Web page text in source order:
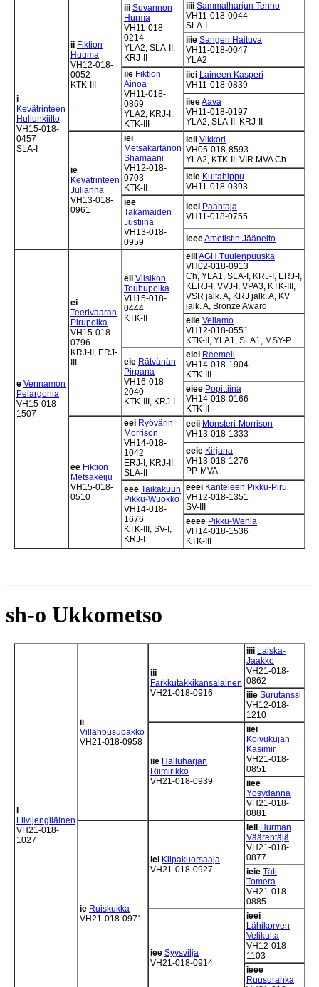
i
Kevätrinteen
Hullunkiilto
VH15-018-
0457
SLA-I
ii Fiktion
Huuma
VH12-018-
0052
KTK-III
iii Suvannon
Hurma
VH11-018-
0214
YLA2, SLA-II,
KRJ-II
iiii Sammalharjun Tenho
VH11-018-0044
SLA-I
iiie Sangen Haituva
VH11-018-0047
YLA2
iie Fiktion
Ainoa
VH11-018-
0869
YLA2, KRJ-I,
KTK-III
iiei Laineen Kasperi
VH11-018-0839
iieeAava
VH11-018-0197
YLA2, SLA-II, KRJ-II
ie
Kevätrinteen
Julianna
VH13-018-
0961
iei
Metsäkartanon
Shamaani
VH12-018-
0703
KTK-II
ieii Vikkori
VH05-018-8593
YLA2, KTK-II, VIR MVA Ch
ieie Kultahippu
VH11-018-0393
iee
Takamaiden
Justiina
VH13-018-
0959
ieei Paahtaja
VH11-018-0755
ieeeAmetistin Jääneito
e Vennamon
Pelargonia
VH15-018-
1507
ei
Teerivaaran
Pirupoika
VH15-018-
0796
KRJ-II, ERJ-
eii Viisikon
Touhupoika
VH15-018-
0444
KTK-II
eiiiAGH Tuulenpuuska
VH02-018-0913
Ch, YLA1, SLA-I, KRJ-I, ERJ-I,
KERJ-I, VVJ-I, VPA3, KTK-III,
VSR jälk. A, KRJ jälk. A, KV
jälk. A, Bronze Award
eiie Vellamo
VH12-018-0551
KTK-II, YLA1, SLA1, MSY-P
eie Rätvänän
Pirpana
VH16-018-
2040
KTK-III, KRJ-I
eiei Reemeli
VH14-018-1904
KTK-III
eiee Popittiina
VH14-018-0166
KTK-II
ee Fiktion
Metsäkeiju
VH15-018-
0510
eei Ryövärin
Morrison
VH14-018-
1042
ERJ-I, KRJ-II,
SLA-II
eeii Monsteri-Morrison
VH13-018-1333
eeie Kirjana
VH13-018-1276
PP-MVA
eee Taikakuun
Pikku-Wuokko
VH14-018-
1676
KTK-III, SV-I,
KRJ-I
eeei Kanteleen Pikku-Piru
VH12-018-1351
SV-III
eeee Pikku-Wenla
VH14-018-1536
KTK-III
sh-o Ukkometso
i
Liivijengiläinen
VH21-018-
1027
ii
Villahousupakko
VH21-018-0958
iii
Farkkutakkikansalainen
VH21-018-0916
iiii Laiska-
Jaakko
VH21-018-
0862
iiie Surutanssi
VH12-018-
1210
iie Halluharjan
Riimirikko
VH21-018-0939
iiei
Koivukujan
Kasimir
VH21-018-
0851
iiee
Yösydännä
VH21-018-
0881
ie Ruiskukka
VH21-018-0971
iei Kilpakuorsaaja
VH21-018-0927
ieii Hurman
Väärentäjä
VH21-018-
0877
ieie Täti
Tomera
VH21-018-
0885
iee Syysvilja
VH21-018-0914
ieei
Lähikorven
Velikulta
VH12-018-
1103
ieee
Ruusurahka